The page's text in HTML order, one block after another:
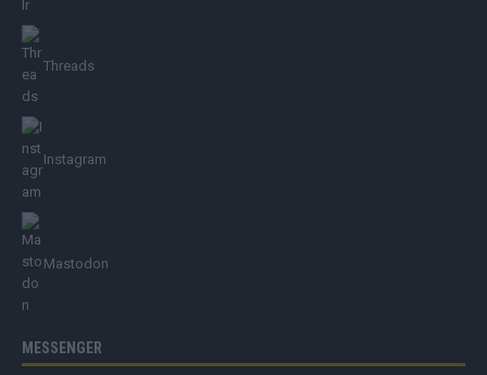
Threads
Instagram
Mastodon
MESSENGER